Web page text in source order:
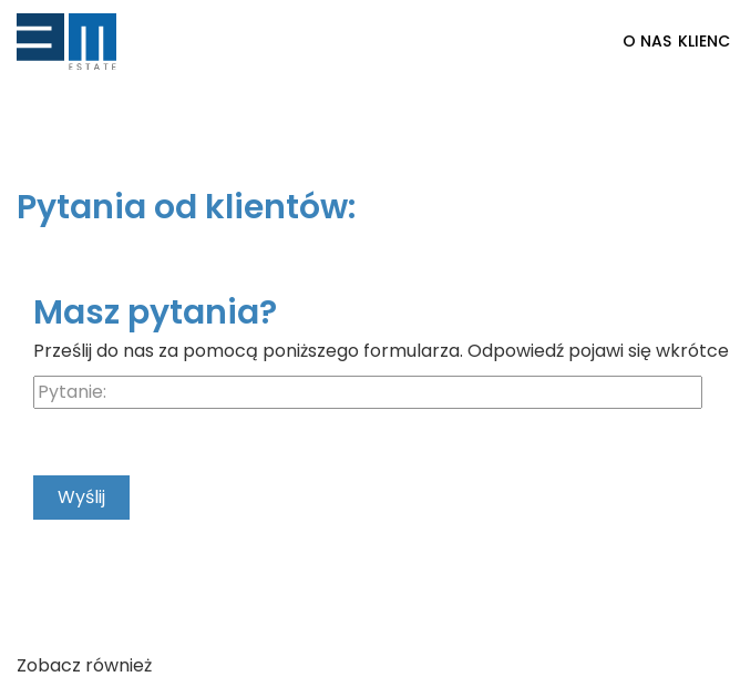
O NAS
Pytania od klientów:
Masz pytania?
Prześlij do nas za pomocą poniższego formularza. Odpowiedź pojawi się
Zobacz również